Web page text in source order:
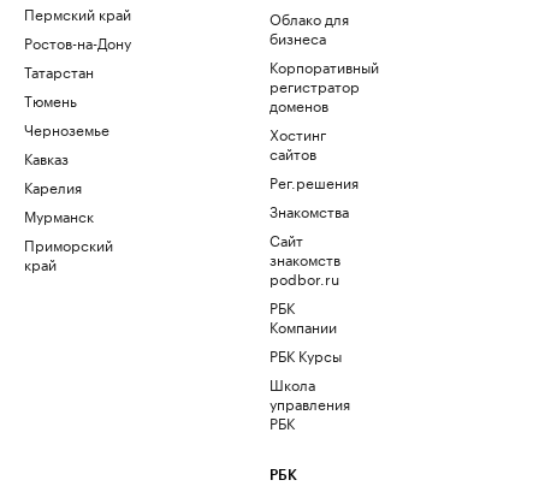
Пермский край
Ростов-на-Дону
Татарстан
Тюмень
Черноземье
Кавказ
Карелия
Мурманск
Приморский
край
Облако для
бизнеса
Корпоративный
регистратор
доменов
Хостинг
сайтов
Рег.решения
Знакомства
Сайт
знакомств
podbor.ru
РБК
Компании
РБК Курсы
Школа
управления
РБК
РБК